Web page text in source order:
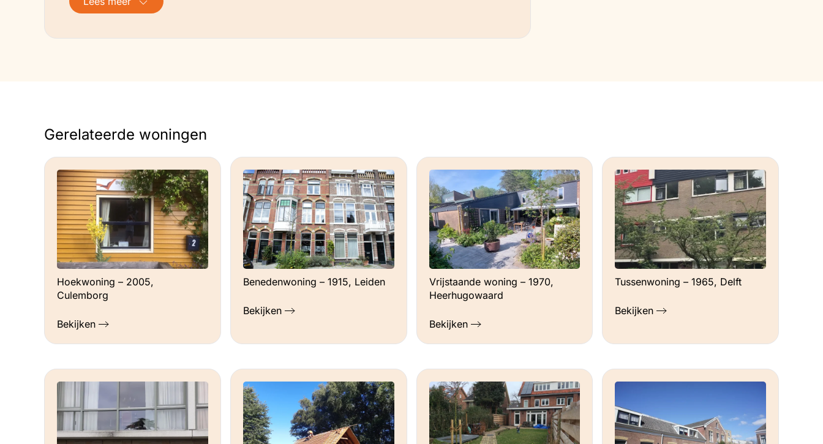
voldoet het apparaat helemaal.
Toekomstplannen
Een kleine hobbyruimte op de eerste verdieping voorzien van vloerverwarming op
een houten vloer. En waar mogelijk isolatie verbeteren.
Gerelateerde woningen
Hoekwoning – 2005,
Culemborg
Bekijken
Benedenwoning – 1915, Leiden
Bekijken
Vrijstaande woning – 1970,
Heerhugowaard
Bekijken
Tussenwoning – 1965, Delft
Bekijken